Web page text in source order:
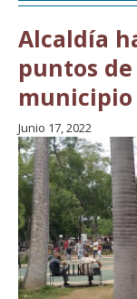
Alcaldía
puntos
Junio 17, 2022